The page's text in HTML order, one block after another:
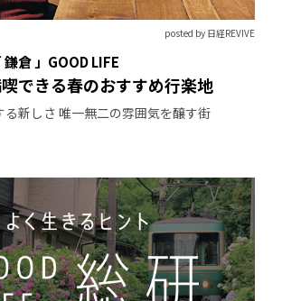
posted by 日経REVIVE
倉 」GOOD LIFE
できる春のおすすめ行楽地
る新しさ 唯一無二の雰囲気を醸す街